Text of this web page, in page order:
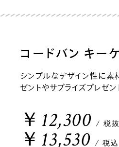
コードバン キー
シンプルなデザイン性に素
ゼントやサプライズプレゼ
￥12,300 / 税抜
￥13,530 / 税込